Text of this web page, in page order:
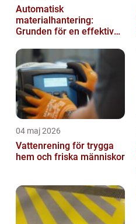
Automatisk
materialhantering:
Grunden för en effektiv
04 maj 2026
Vattenrening för trygga
hem och friska människor